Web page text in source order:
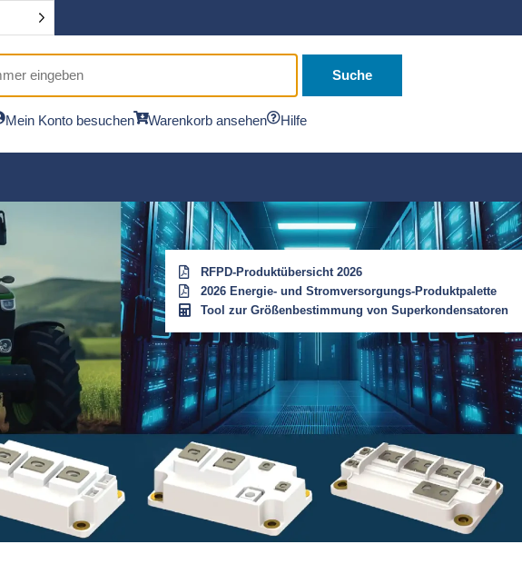
Suche
Mein Konto besuchen Warenkorb ansehen Hilfe
RFPD-Produktübersicht 2026
2026 Energie- und Stromversorgungs-Produktpalette
Tool zur Größenbestimmung von Superkondensatoren